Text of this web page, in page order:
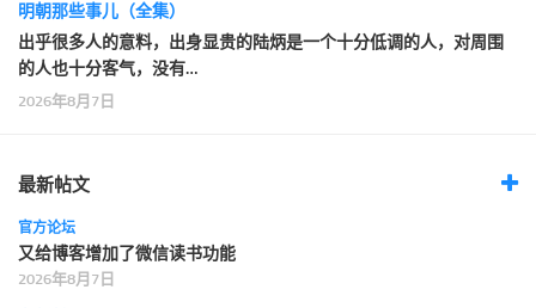
明朝那些事儿（全集）
出乎很多人的意料，出身显贵的陆炳是一个十分低调的人，对周围
的人也十分客气，没有…
2026年8月7日
最新帖文
官方论坛
又给博客增加了微信读书功能
2026年8月7日